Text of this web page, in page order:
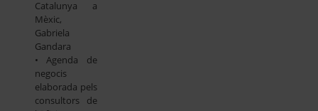
Catalunya a
Mèxic,
Gabriela
Gandara
• Agenda de
negocis
elaborada pels
consultors de